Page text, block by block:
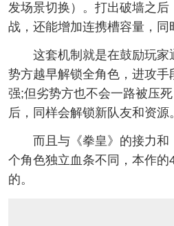
发场景切换）。打出破墙之后
战，还能增加连携槽容量，同
这套机制就是在鼓励玩家
势方越早解锁全角色，进攻手
强;但劣势方也不会一路被压
后，同样会解锁新队友和资源。
而且与《拳皇》的接力和
个角色独立血条不同，本作
的。